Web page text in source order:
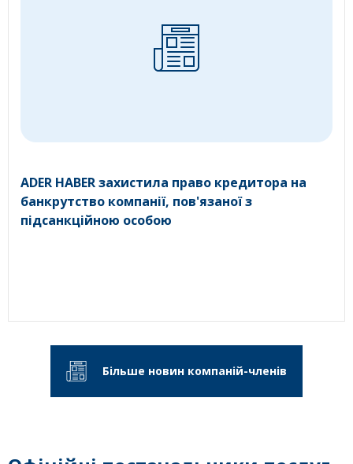
ADER HABER захистила право кредитора на
банкрутство компанії, пов'язаної з
підсанкційною особою
Більше новин компаній-членів